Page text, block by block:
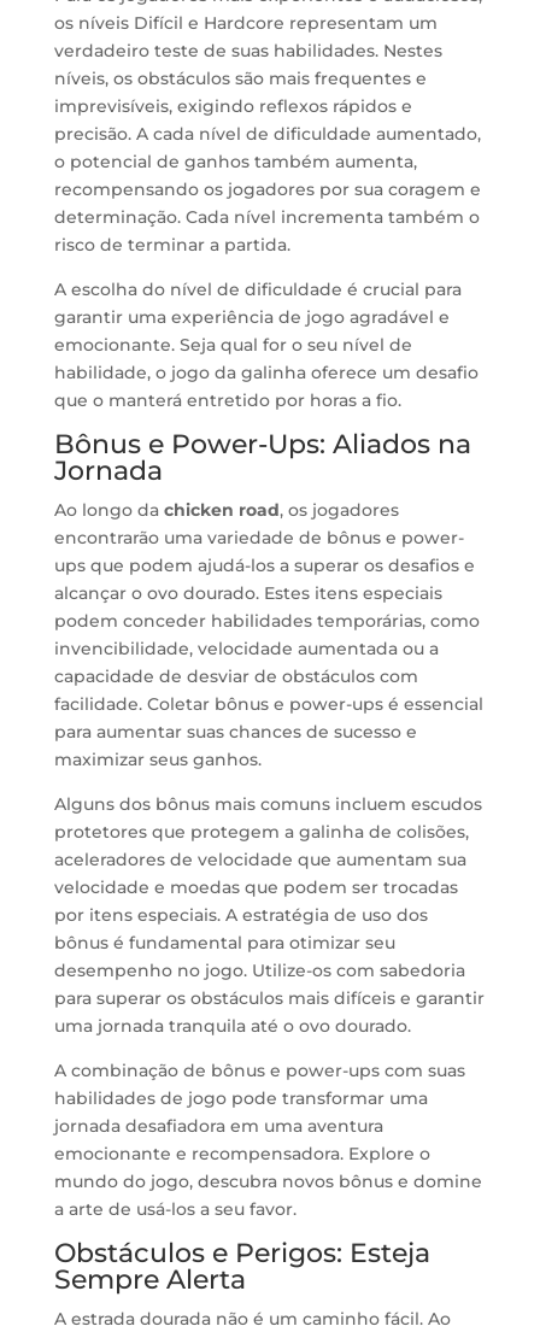
os níveis Difícil e Hardcore representam um
verdadeiro teste de suas habilidades. Nestes
níveis, os obstáculos são mais frequentes e
imprevisíveis, exigindo reflexos rápidos e
precisão. A cada nível de dificuldade aumentado,
o potencial de ganhos também aumenta,
recompensando os jogadores por sua coragem e
determinação. Cada nível incrementa também o
risco de terminar a partida.
A escolha do nível de dificuldade é crucial para
garantir uma experiência de jogo agradável e
emocionante. Seja qual for o seu nível de
habilidade, o jogo da galinha oferece um desafio
que o manterá entretido por horas a fio.
Bônus e Power-Ups: Aliados na
Jornada
Ao longo da chicken road, os jogadores
encontrarão uma variedade de bônus e power-
ups que podem ajudá-los a superar os desafios e
alcançar o ovo dourado. Estes itens especiais
podem conceder habilidades temporárias, como
invencibilidade, velocidade aumentada ou a
capacidade de desviar de obstáculos com
facilidade. Coletar bônus e power-ups é essencial
para aumentar suas chances de sucesso e
maximizar seus ganhos.
Alguns dos bônus mais comuns incluem escudos
protetores que protegem a galinha de colisões,
aceleradores de velocidade que aumentam sua
velocidade e moedas que podem ser trocadas
por itens especiais. A estratégia de uso dos
bônus é fundamental para otimizar seu
desempenho no jogo. Utilize-os com sabedoria
para superar os obstáculos mais difíceis e garantir
uma jornada tranquila até o ovo dourado.
A combinação de bônus e power-ups com suas
habilidades de jogo pode transformar uma
jornada desafiadora em uma aventura
emocionante e recompensadora. Explore o
mundo do jogo, descubra novos bônus e domine
a arte de usá-los a seu favor.
Obstáculos e Perigos: Esteja
Sempre Alerta
A estrada dourada não é um caminho fácil. Ao